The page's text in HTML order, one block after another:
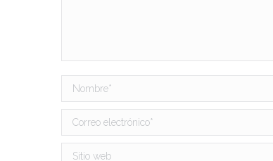
Nombre *
Correo electrónico *
Sitio web